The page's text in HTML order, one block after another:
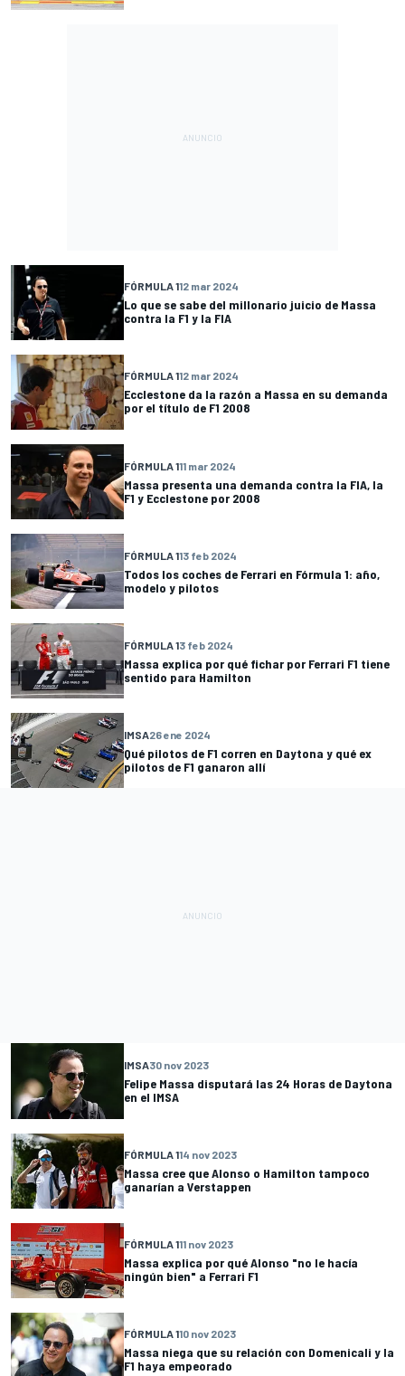
FÓRMULA 112 mar 2024
Lo que se sabe del millonario juicio de Massa
contra la F1 y la FIA
FÓRMULA 112 mar 2024
Ecclestone da la razón a Massa en su demanda
por el título de F1 2008
FÓRMULA 111 mar 2024
Massa presenta una demanda contra la FIA, la
F1 y Ecclestone por 2008
FÓRMULA 113 feb 2024
Todos los coches de Ferrari en Fórmula 1: año,
modelo y pilotos
FÓRMULA 13 feb 2024
Massa explica por qué fichar por Ferrari F1 tiene
sentido para Hamilton
IMSA26 ene 2024
Qué pilotos de F1 corren en Daytona y qué ex
pilotos de F1 ganaron allí
IMSA30 nov 2023
Felipe Massa disputará las 24 Horas de Daytona
en el IMSA
FÓRMULA 114 nov 2023
Massa cree que Alonso o Hamilton tampoco
ganarían a Verstappen
FÓRMULA 111 nov 2023
Massa explica por qué Alonso "no le hacía
ningún bien" a Ferrari F1
FÓRMULA 110 nov 2023
Massa niega que su relación con Domenicali y la
F1 haya empeorado